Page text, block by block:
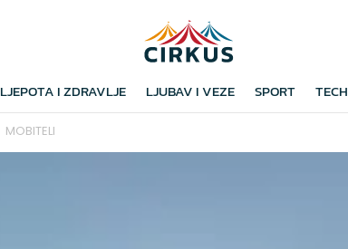
LJEPOTA I ZDRAVLJE LJUBAV I VEZE SPORT TECH